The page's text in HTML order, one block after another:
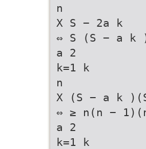
n
X S − 2a k
⇔ S (S − a k
a 2
k=1 k
n
X (S − a k
⇔ ≥ n(n −
a 2
k=1 k